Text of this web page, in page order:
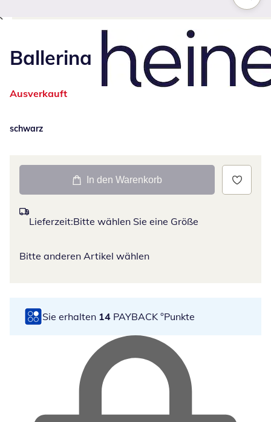
Ballerina
Ausverkauft
schwarz
In den Warenkorb
Lieferzeit:Bitte wählen Sie eine Größe
Bitte anderen Artikel wählen
Sie erhalten 14 PAYBACK °Punkte